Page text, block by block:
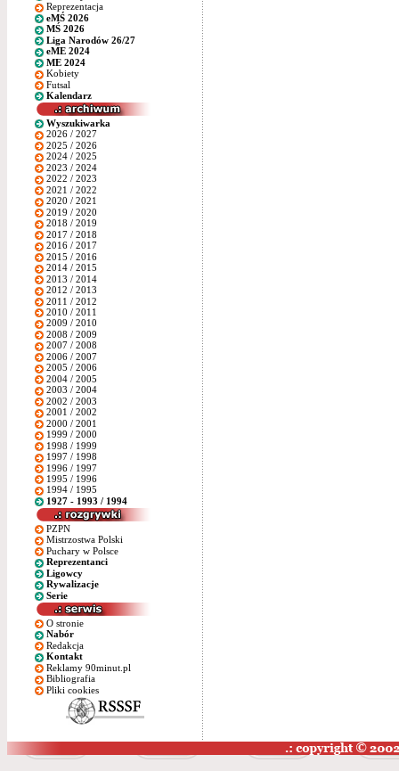
Reprezentacja
eMŚ 2026
MŚ 2026
Liga Narodów 26/27
eME 2024
ME 2024
Kobiety
Futsal
Kalendarz
Wyszukiwarka
2026 / 2027
2025 / 2026
2024 / 2025
2023 / 2024
2022 / 2023
2021 / 2022
2020 / 2021
2019 / 2020
2018 / 2019
2017 / 2018
2016 / 2017
2015 / 2016
2014 / 2015
2013 / 2014
2012 / 2013
2011 / 2012
2010 / 2011
2009 / 2010
2008 / 2009
2007 / 2008
2006 / 2007
2005 / 2006
2004 / 2005
2003 / 2004
2002 / 2003
2001 / 2002
2000 / 2001
1999 / 2000
1998 / 1999
1997 / 1998
1996 / 1997
1995 / 1996
1994 / 1995
1927 - 1993 / 1994
PZPN
Mistrzostwa Polski
Puchary w Polsce
Reprezentanci
Ligowcy
Rywalizacje
Serie
O stronie
Nabór
Redakcja
Kontakt
Reklamy 90minut.pl
Bibliografia
Pliki cookies